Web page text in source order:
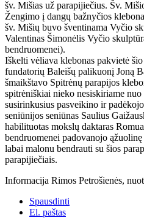
šv. Mišias už parapijiečius. Šv.
Žengimo į dangų bažnyčios
šv. Mišių buvo šventinama Vyčio
Valentinas Šimonėlis Vyčio
bendruomenei).
Iškelti vėliava klebonas pakvietė
fundatorių Baleišų palikuonį Joną
šmaikštavo Spitrėnų parapijos
spitrėniškiai nieko nesiskiriame
susirinkusius pasveikino ir
seniūnijos seniūnas Saulius
habilituotas mokslų daktaras
bendruomenei padovanojo
labai malonu bendrauti su šios
parapijiečiais.
Informacija Rimos Petrošienės,
Spausdinti
El. paštas